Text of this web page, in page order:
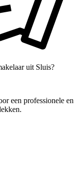
uit Sluis?
een professionele en